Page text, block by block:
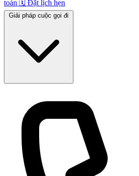
toán 🗓️ Đặt lịch hẹn